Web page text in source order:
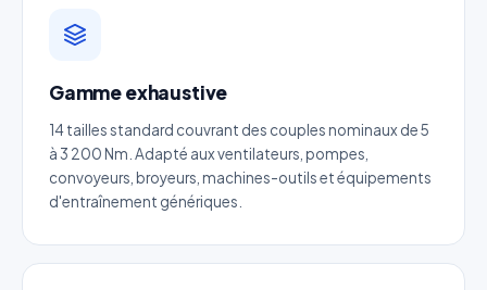
Gamme exhaustive
14 tailles standard couvrant des couples nominaux de 5
à 3 200 Nm. Adapté aux ventilateurs, pompes,
convoyeurs, broyeurs, machines-outils et équipements
d'entraînement génériques.
Devis Moyeu expansible BTK47
Entreprise